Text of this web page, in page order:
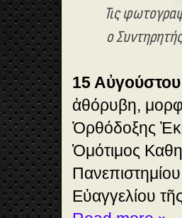
Τις
ο
15
ἀθόρυβη,
Ὀρθόδοξης
Ὁμότιμος
Εὐαγγελίου